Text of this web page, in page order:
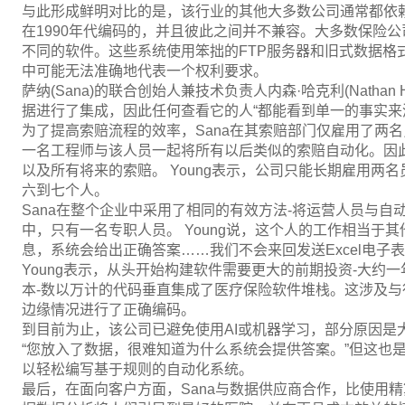
与此形成鲜明对比的是，该行业的其他大多数公司通常都
在1990年代编码的，并且彼此之间并不兼容。大多数保险
不同的软件。这些系统使用笨拙的FTP服务器和旧式数据
中可能无法准确地代表一个权利要求。
萨纳(Sana)的联合创始人兼技术负责人内森·哈克利
据进行了集成，因此任何查看它的人“都能看到单一的事实来
为了提高索赔流程的效率，Sana在其索赔部门仅雇用了两
一名工程师与该人员一起将所有以后类似的索赔自动化。
以及所有将来的索赔。 Young表示，公司只能长期雇用两
六到七个人。
Sana在整个企业中采用了相同的有效方法-将运营人员与自
中，只有一名专职人员。 Young说，这个人的工作相当于
息，系统会给出正确答案……我们不会来回发送Excel电子表
Young表示，从头开始构建软件需要更大的前期投资-大约
本-数以万计的代码垂直集成了医疗保险软件堆栈。这涉及
边缘情况进行了正确编码。
到目前为止，该公司已避免使用AI或机器学习，部分原因
“您放入了数据，很难知道为什么系统会提供答案。”但这
以轻松编写基于规则的自动化系统。
最后，在面向客户方面，Sana与数据供应商合作，比使用